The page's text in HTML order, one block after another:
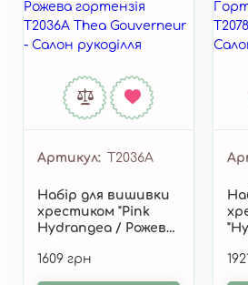
Артикул T2036A
Набір для вишивки
хрестиком "Pink
Hydrangea / Рожева
1609 грн
та